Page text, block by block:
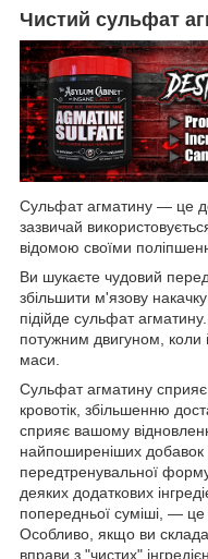
Чистий сульфат
Сульфат агматину — це
зазвичай
відомою своїми
Ви шукаєте чудовий
збільшити м'язову
підійде сульфат
потужним двигуном,
маси.
Сульфат агматину
кровотік, збільшенню
сприяє вашому
найпоширеніших добавок
передтренувальної
деяких додаткових
попередньої суміші, —
Особливо, якщо ви
вправи з "чистих"